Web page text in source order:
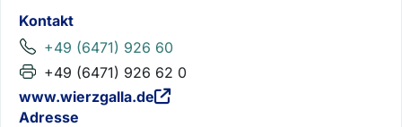
Kontakt
+49 (6471) 926 60
+49 (6471) 926 62 0
www.wierzgalla.de
Adresse